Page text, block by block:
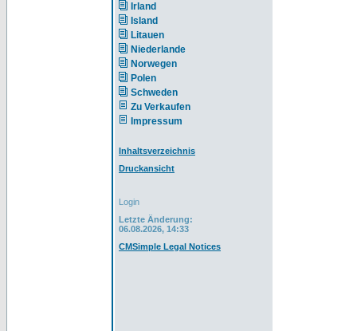
Irland
Island
Litauen
Niederlande
Norwegen
Polen
Schweden
Zu Verkaufen
Impressum
Inhaltsverzeichnis
Druckansicht
Login
Letzte Änderung:
06.08.2026, 14:33
CMSimple Legal Notices